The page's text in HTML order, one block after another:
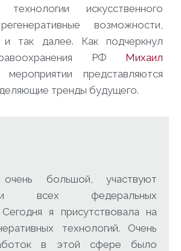
технологии искусственного
возможности,
и так далее. Как подчеркнул
РФ Михаил
мероприятии представляются
тренды будущего.
большой, участвуют
всех федеральных
я присутствовала на
технологий. Очень
в этой сфере было